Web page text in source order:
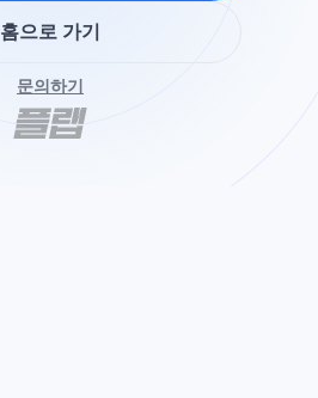
홈으로 가기
문의하기